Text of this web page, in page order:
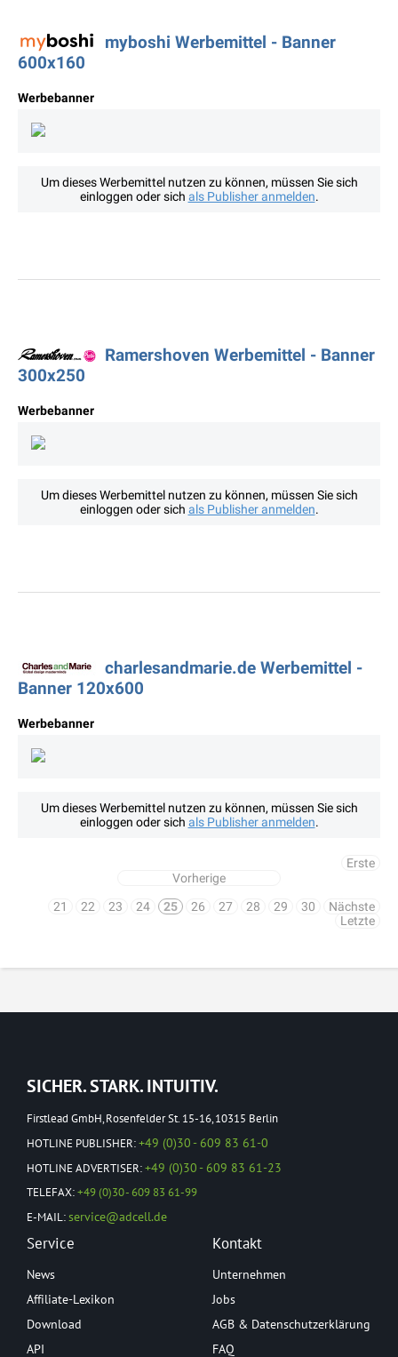
myboshi Werbemittel - Banner
600x160
Werbebanner
Um dieses Werbemittel nutzen zu können, müssen Sie sich
einloggen oder sich als Publisher anmelden.
Ramershoven Werbemittel - Banner
300x250
Werbebanner
Um dieses Werbemittel nutzen zu können, müssen Sie sich
einloggen oder sich als Publisher anmelden.
charlesandmarie.de Werbemittel -
Banner 120x600
Werbebanner
Um dieses Werbemittel nutzen zu können, müssen Sie sich
einloggen oder sich als Publisher anmelden.
Erste
Vorherige
21
22 23 24 25 26 27 28 29 30
Nächste
Letzte
SICHER. STARK. INTUITIV.
Firstlead GmbH, Rosenfelder St. 15-16, 10315 Berlin
HOTLINE PUBLISHER:+49 (0)30 - 609 83 61-0
HOTLINE ADVERTISER:+49 (0)30 - 609 83 61-23
TELEFAX:+49 (0)30 - 609 83 61-99
E-MAIL:service@adcell.de
Service
News
Affiliate-Lexikon
Download
API
Kontakt
Unternehmen
Jobs
AGB & Datenschutzerklärung
FAQ